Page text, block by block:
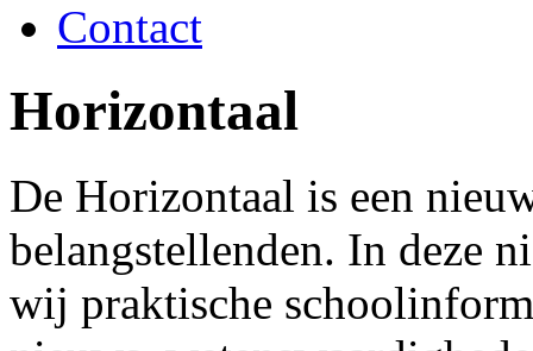
Contact
Horizontaal
De Horizontaal is een
belangstellenden. In deze
wij praktische